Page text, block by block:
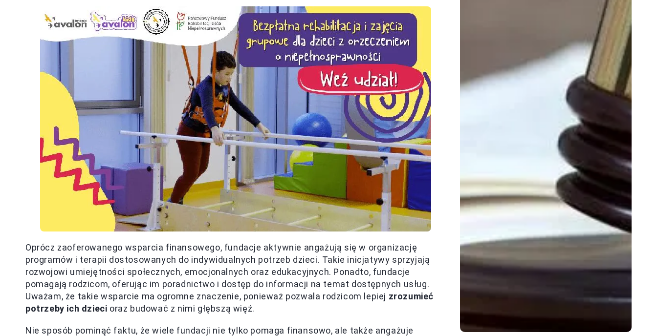
Oprócz zaoferowanego wsparcia finansowego, fundacje aktywnie angażują się w organizację
programów i terapii dostosowanych do indywidualnych potrzeb dzieci. Takie inicjatywy sprzyjają
rozwojowi umiejętności społecznych, emocjonalnych oraz edukacyjnych. Ponadto, fundacje
pomagają rodzicom, oferując im poradnictwo i dostęp do informacji na temat dostępnych usług.
Uważam, że takie wsparcie ma ogromne znaczenie, ponieważ pozwala rodzicom lepiej zrozumieć
potrzeby ich dzieci oraz budować z nimi głębszą więź.
Nie sposób pominąć faktu, że wiele fundacji nie tylko pomaga finansowo, ale także angażuje